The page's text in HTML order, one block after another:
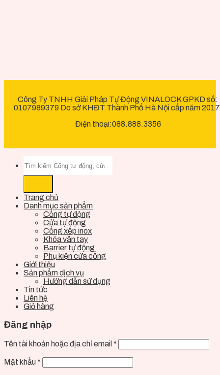
Công Ty TNHH Giải Pháp Tự Động VINALOCK GPKD số:
0107989379 Do sở KHĐT Thành Phố Hà Nội cấp năm
Điện thoại:088.888.3356
Trang chủ
Danh mục sản phẩm
Cổng tự động
Cửa tự động
Cổng xếp inox
Khóa vân tay
Barrier tự động
Phụ kiện cửa cổng
Giới thiệu
Sản phẩm dịch vụ
Hướng dẫn sử dụng
Tin tức
Liên hệ
Giỏ hàng
Đăng nhập
Tên tài khoản hoặc địa chỉ email *
Mật khẩu *